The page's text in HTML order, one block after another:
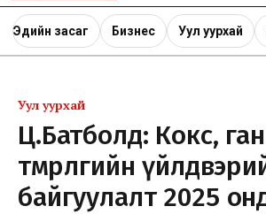
Эдийн засаг Бизнес Уул уурхай
Уул уурхай
Ц.Батболд: Кокс, ган
төмөрлөгийн
байгуулалт 2025